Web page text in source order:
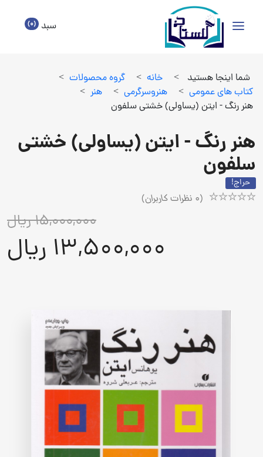
سبد (0)
شما اینجا هستید > خانه > گروه محصولات >
كتاب هاي عمومي > هنروسرگرمي > هنر >
هنر رنگ - ایتن (یساولی) خشتی سلفون
هنر رنگ - ایتن (یساولی) خشتی
سلفون
حراج!
(
0 نظرات کاربران)
15,000,000 ریال
13,500,000 ریال